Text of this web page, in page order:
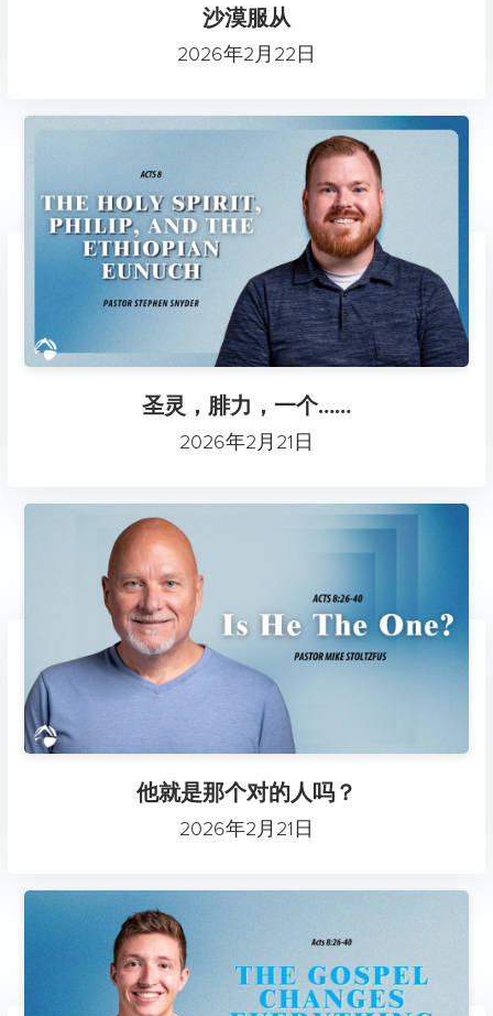
沙漠服从
2026年2月22日
圣灵，腓力，一个……
2026年2月21日
他就是那个对的人吗？
2026年2月21日